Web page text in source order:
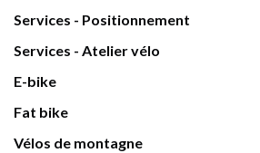
Services - Positionnement
Services - Atelier vélo
E-bike
Fat bike
Vélos de montagne